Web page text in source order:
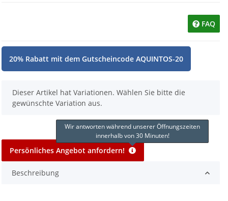
FAQ
20% Rabatt mit dem Gutscheincode AQUINTOS-20
x
Dieser Artikel hat Variationen. Wählen Sie bitte die
gewünschte Variation aus.
Persönliches Angebot anfordern!
Wir antworten während unserer Öffnungszeiten
innerhalb von 30 Minuten!
Beschreibung